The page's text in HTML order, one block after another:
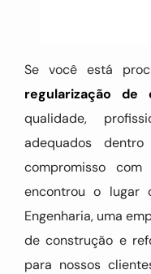
Se você está
regularização de
qualidade,
adequados
compromisso
encontrou o lugar
Engenharia, uma
de construção e
para nossos